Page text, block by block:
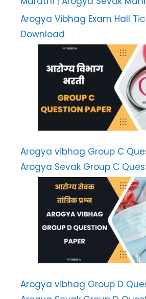
Arogya Vibhag Exam Hall
Download
Arogya vibhag Group C
Arogya Sevak Group C
Arogya vibhag Group D